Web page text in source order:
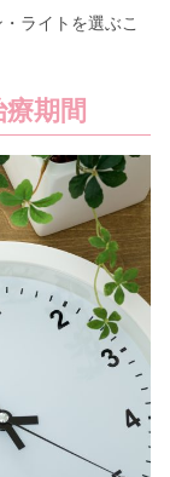
ライトを選ぶこ
期間